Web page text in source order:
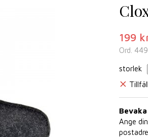
199
Ord.
storlek
Ange